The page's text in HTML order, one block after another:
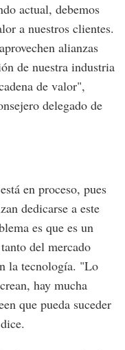
actual, debemos
a nuestros clientes.
alianzas
de nuestra industria
de valor",
delegado de
en proceso, pues
dedicarse a este
es que es un
del mercado
la tecnología. "Lo
hay mucha
que pueda suceder